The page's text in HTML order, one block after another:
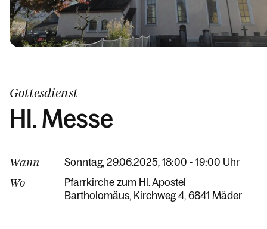
Gottesdienst
Hl. Messe
Wann Sonntag, 29.06.2025, 18:00 - 19:00 Uhr
Wo
Pfarrkirche zum Hl. Apostel
Bartholomäus Kirchweg 4 6841 Mäder